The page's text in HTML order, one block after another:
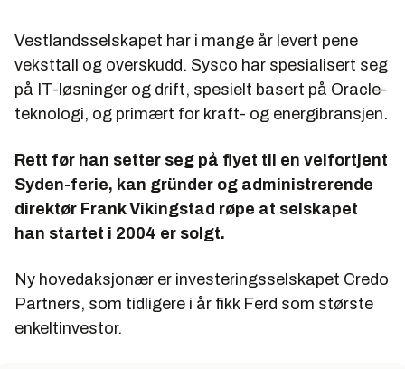
Vestlandsselskapet har i mange år levert pene
veksttall og overskudd. Sysco har spesialisert seg
på IT-løsninger og drift, spesielt basert på Oracle-
teknologi, og primært for kraft- og energibransjen.
Rett før han setter seg på flyet til en velfortjent
Syden-ferie, kan gründer og administrerende
direktør Frank Vikingstad røpe at selskapet
han startet i 2004 er solgt.
Ny hovedaksjonær er investeringsselskapet Credo
Partners, som tidligere i år fikk Ferd som største
enkeltinvestor.